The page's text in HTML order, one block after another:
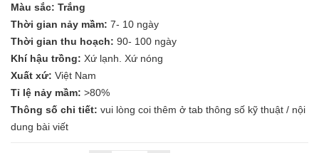
Màu sắc: Trắng
Thời gian nảy mầm: 7- 10 ngày
Thời gian thu hoạch: 90- 100 ngày
Khí hậu trồng: Xứ lạnh. Xứ nóng
Xuất xứ: Việt Nam
Tỉ lệ nảy mầm: >80%
Thông số chi tiết: vui lòng coi thêm ở tab thông số kỹ thuật / nội
dung bài viết